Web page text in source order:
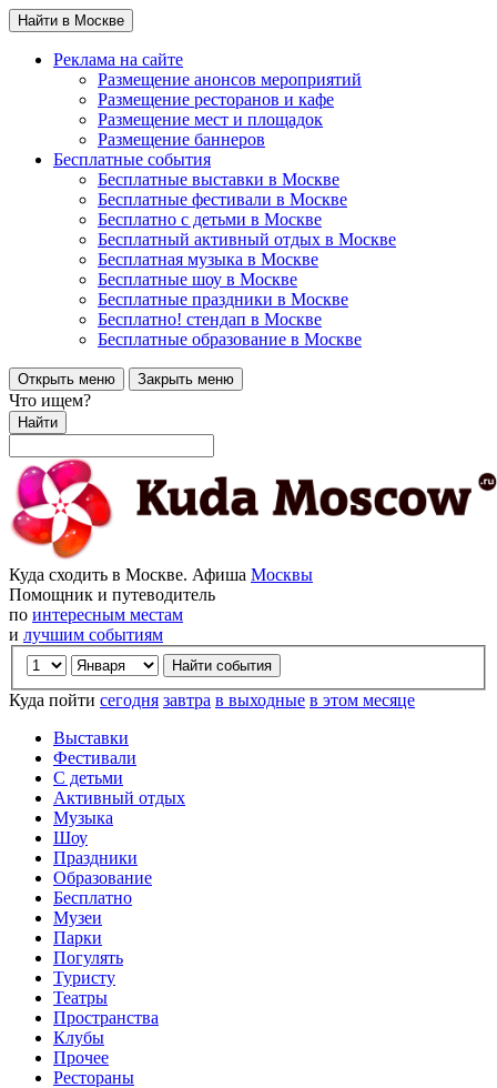
Найти в Москве
Реклама на сайте
Размещение анонсов мероприятий
Размещение ресторанов и кафе
Размещение мест и площадок
Размещение баннеров
Бесплатные события
Бесплатные выставки в Москве
Бесплатные фестивали в Москве
Бесплатно с детьми в Москве
Бесплатный активный отдых в Москве
Бесплатная музыка в Москве
Бесплатные шоу в Москве
Бесплатные праздники в Москве
Бесплатно! стендап в Москве
Бесплатные образование в Москве
Открыть меню Закрыть меню
Что ищем?
Найти
Куда сходить в Москве. Афиша Москвы
Помощник и путеводитель
по интересным местам
и лучшим событиям
Куда пойти сегодня завтра в выходные в этом месяце
Выставки
Фестивали
С детьми
Активный отдых
Музыка
Шоу
Праздники
Образование
Бесплатно
Музеи
Парки
Погулять
Туристу
Театры
Пространства
Клубы
Прочее
Рестораны